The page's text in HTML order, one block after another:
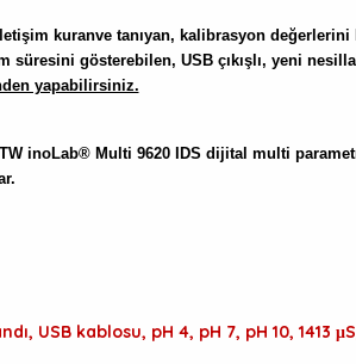
kuranve tanıyan, kalibrasyon
süresini gösterebilen, USB çıkışlı, yeni
yapabilirsiniz.
inoLab® Multi 9620 IDS dijital multi
USB kablosu, pH 4, pH 7, pH 10,